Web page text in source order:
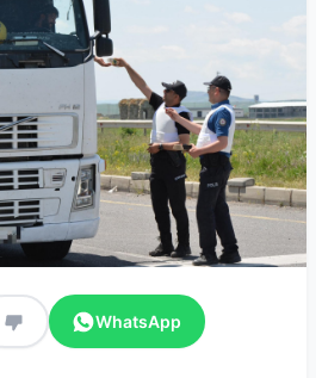
WhatsApp